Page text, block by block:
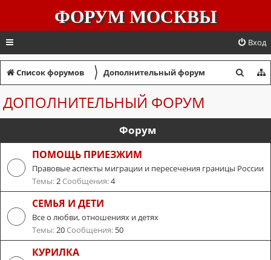
ФОРУМ МОСКВЫ
Вход
Список форумов 〉 Дополнительный форум
к
ДОПОЛНИТЕЛЬНЫЙ ФОРУМ
Форум
ПОМОЩЬ ПРИЕЗЖИМ
Правовые аспекты миграции и пересечения границы России
Темы:2 Сообщения:4
СЕМЬЯ И ДЕТИ
Все о любви, отношениях и детях
Темы:20 Сообщения: 50
КУРИЛКА